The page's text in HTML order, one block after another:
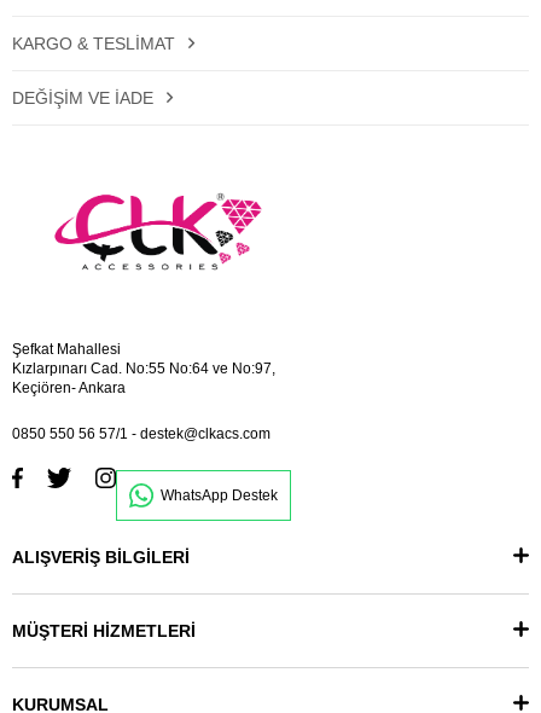
KARGO & TESLIMAT
DEĞIŞIM VE İADE
Şefkat Mahallesi
Kızlarpınarı Cad. No:55 No:64 ve No:97,
Keçiören- Ankara
0850 550 56 57/1 - destek@clkacs.com
WhatsApp Destek
ALIŞVERİŞ BİLGİLERİ
MÜŞTERİ HİZMETLERİ
KURUMSAL